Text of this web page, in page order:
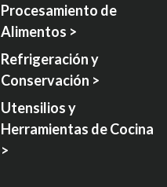
Procesamiento de
Alimentos >
Refrigeración y
Conservación >
Utensilios y
Herramientas de Cocina
>